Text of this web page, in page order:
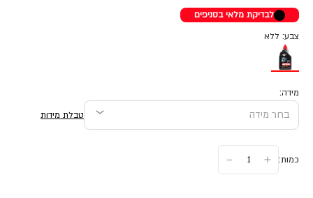
לבדיקת מלאי בסניפים
צבע: ללא
מידה:
טבלת מידות
כמות: